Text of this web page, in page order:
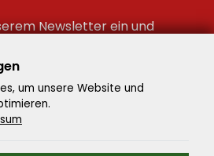
Newsletter ein und
um unsere Website und